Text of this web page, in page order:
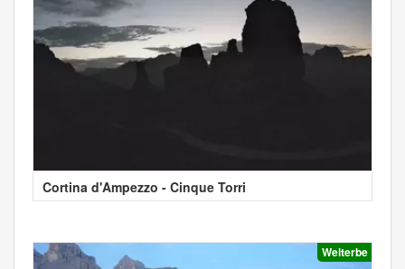
Cortina d'Ampezzo - Cinque Torri
Welterbe